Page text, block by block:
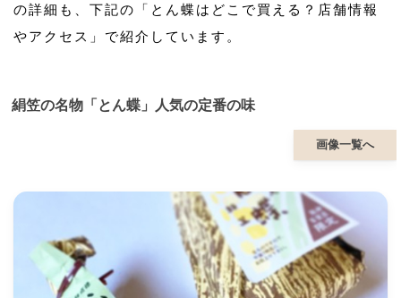
の詳細も、下記の「とん蝶はどこで買える？店舗情報
やアクセス」で紹介しています。
絹笠の名物「とん蝶」人気の定番の味
画像一覧へ